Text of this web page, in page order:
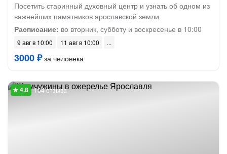
Посетить старинный духовный центр и узнать об одном из
важнейших памятников ярославской земли
Расписание: во вторник, субботу и воскресенье в 10:00
9 авг в 10:00 11 авг в 10:00
3000 ₽за человека
164 отзыва